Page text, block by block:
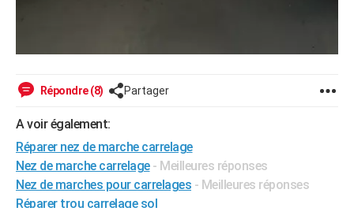
Répondre (8) Partager
A voir également:
Réparer nez de marche carrelage
Nez de marche carrelage - Meilleures réponses
Nez de marches pour carrelages - Meilleures réponses
Réparer trou carrelage sol